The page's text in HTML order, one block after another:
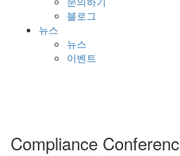
블로그
뉴스
뉴스
이벤트
Compliance